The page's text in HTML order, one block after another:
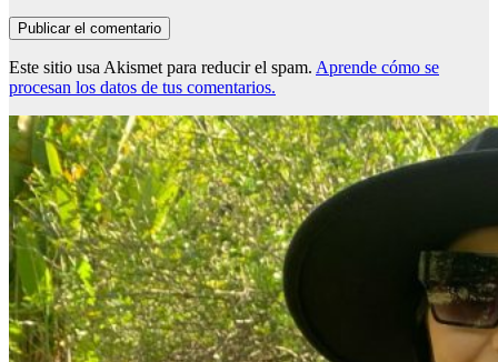
Este sitio usa Akismet para reducir el spam. Aprende cómo se
procesan los datos de tus comentarios.